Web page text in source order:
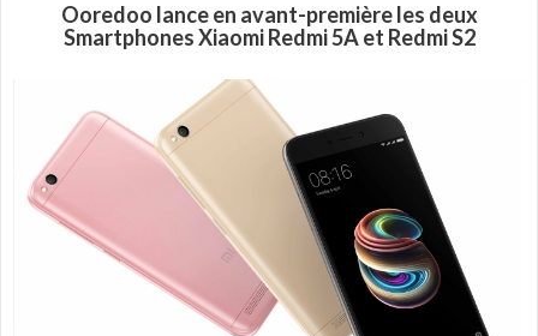
Ooredoo lance en avant-première les deux
Smartphones Xiaomi Redmi 5A et Redmi S2